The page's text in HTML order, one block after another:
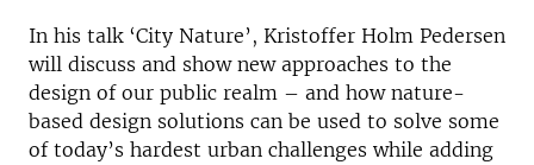
In his talk ‘City Nature’, Kristoffer Holm Pedersen
will discuss and show new approaches to the
design of our public realm – and how nature-
based design solutions can be used to solve some
of today’s hardest urban challenges while adding